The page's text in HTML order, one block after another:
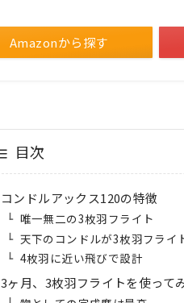
Amazonから探す
目次
コンドルアックス120の特徴
唯一無二の3枚羽フライト
天下のコンドルが3枚羽フライ
4枚羽に近い飛びで設計
3ヶ月、3枚羽フライトを使って